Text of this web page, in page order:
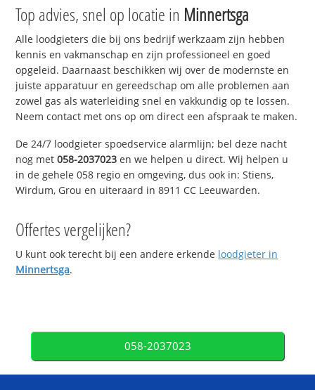
Top advies, snel op locatie in Minnertsga
Alle loodgieters die bij ons bedrijf werkzaam zijn hebben
kennis en vakmanschap en zijn professioneel en goed
opgeleid. Daarnaast beschikken wij over de modernste en
juiste apparatuur en gereedschap om alle problemen aan
zowel gas als waterleiding snel en vakkundig op te lossen.
Neem contact met ons op om direct een afspraak te maken.
De 24/7 loodgieter spoedservice alarmlijn; bel deze nacht
nog met058-2037023 en we helpen u direct. Wij helpen u
in de gehele 058 regio en omgeving, dus ook in: Stiens,
Wirdum, Grou en uiteraard in 8911 CC Leeuwarden.
Offertes vergelijken?
U kunt ook terecht bij een andere erkende loodgieter in
Minnertsga.
058-2037023